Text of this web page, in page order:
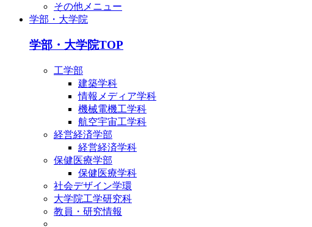
その他メニュー
学部・大学院
学部・大学院TOP
工学部
建築学科
情報メディア学科
機械電機工学科
航空宇宙工学科
経営経済学部
経営経済学科
保健医療学部
保健医療学科
社会デザイン学環
大学院工学研究科
教員・研究情報